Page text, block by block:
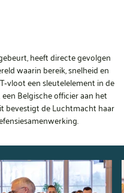
heeft directe gevolgen
waarin bereik, snelheid en
een sleutelelement in de
Belgische officier aan het
bevestigt de Luchtmacht haar